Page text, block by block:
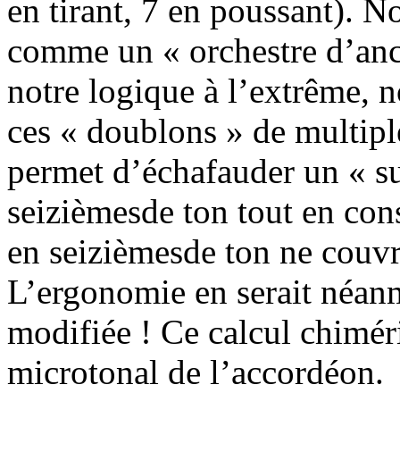
en tirant, 7 en poussant).
comme un « orchestre
notre logique à l’extrême,
ces « doublons » de
permet d’échafauder un «
seizièmesde ton tout en
en seizièmesde ton ne
L’ergonomie en serait
modifiée ! Ce calcul
microtonal de l’accordéon.